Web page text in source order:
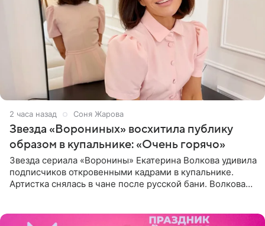
2 часа назад Соня Жарова
Звезда «Ворониных» восхитила публику
образом в купальнике: «Очень горячо»
Звезда сериала «Воронины» Екатерина Волкова удивила
подписчиков откровенными кадрами в купальнике.
Артистка снялась в чане после русской бани. Волкова